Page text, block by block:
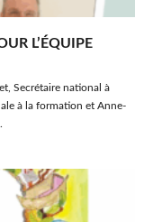
L’ÉQUIPE
Secrétaire national à
à la formation et Anne-